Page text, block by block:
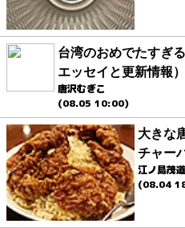
台湾のおめでたすぎ
エッセイと更新情報）
唐沢むぎこ
(08.05 10:00)
大きな
チャー
江ノ島茂道
(08.04